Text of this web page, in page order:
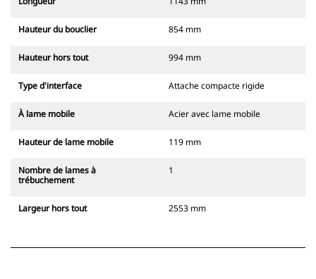
Hauteur du bouclier 854 mm
Hauteur hors tout 994 mm
Type d'interface Attache compacte rigide
À lame mobile Acier avec lame mobile
Hauteur de lame mobile 119 mm
Nombre de lames à
trébuchement
1
Largeur hors tout 2553 mm